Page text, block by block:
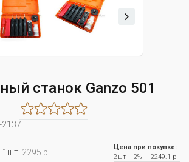
станок Ganzo 501
2137
1шт: 2295 р.
Цена при покупке:
2шт
-2%
2249.1 р